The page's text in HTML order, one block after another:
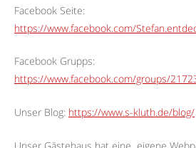
Facebook Seite:
https://www.facebook.com/
Facebook Grupps:
https://www.facebook.com/groups/
Unser Blog: https://www.s-kluth.de/blog/
Unser Gästehaus hat eine eigene